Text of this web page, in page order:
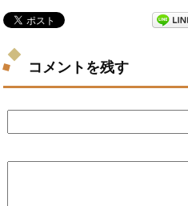
コメントを残す